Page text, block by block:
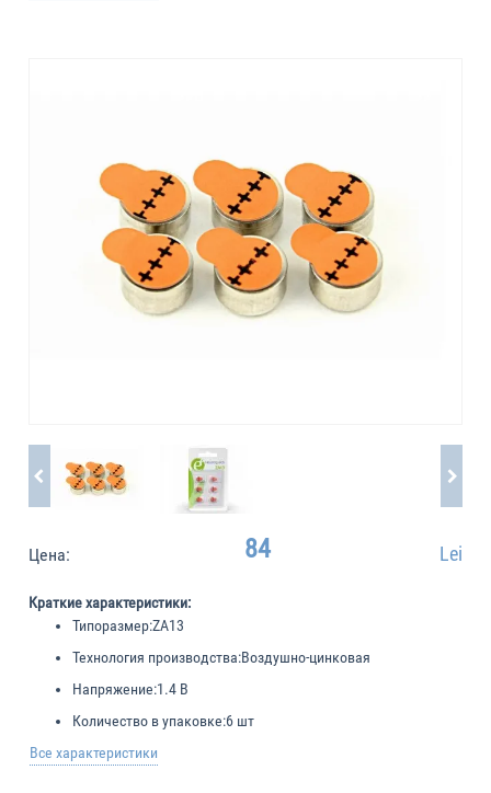
Цена: 84 Lei
Краткие характеристики:
Типоразмер:ZA13
Технология производства:Воздушно-цинковая
Напряжение:1.4 В
Количество в упаковке:6 шт
Все характеристики